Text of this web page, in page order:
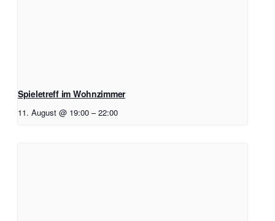
Spieletreff im Wohnzimmer
11. August @ 19:00 – 22:00